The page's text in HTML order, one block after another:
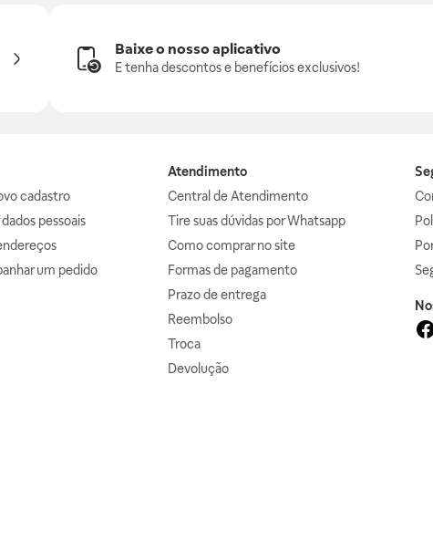
Baixe o nosso aplicativo
E tenha descontos e benefícios exclusivos!
cadastro
pessoais
um pedido
Atendimento
Central de Atendimento
Tire suas dúvidas por Whatsapp
Como comprar no site
Formas de pagamento
Prazo de entrega
Reembolso
Troca
Devolução